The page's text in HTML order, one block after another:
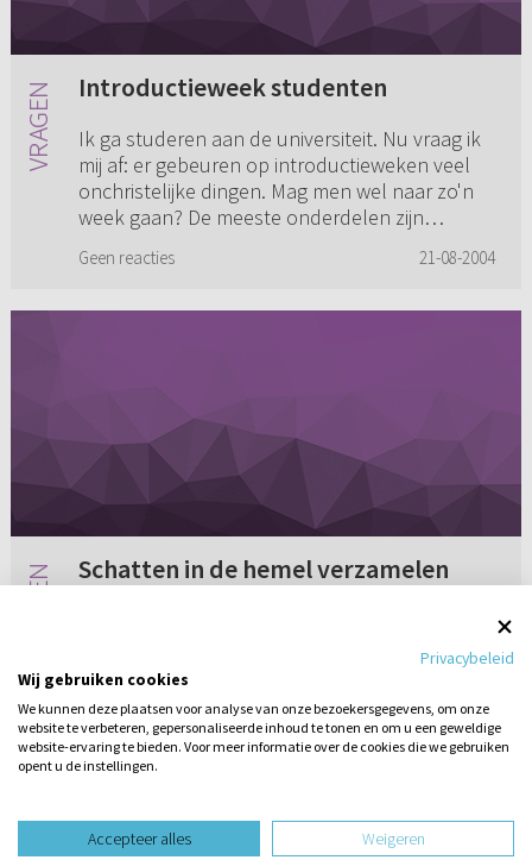
Introductieweek studenten
Ik ga studeren aan de universiteit. Nu vraag ik
mij af: er gebeuren op introductieweken veel
onchristelijke dingen. Mag men wel naar zo'n
week gaan? De meeste onderdelen zijn
Geen reacties 21-08-2004
Schatten in de hemel verzamelen
1 reactie 21-08-2009
design website dooreen vraag
Privacybeleid
Wij gebruiken cookies
We kunnen deze plaatsen voor analyse van onze bezoekersgegevens, om onze
website te verbeteren, gepersonaliseerde inhoud te tonen en om u een geweldige
website-ervaring te bieden. Voor meer informatie over de cookies die we gebruiken
opent u de instellingen.
Accepteer alles Weigeren